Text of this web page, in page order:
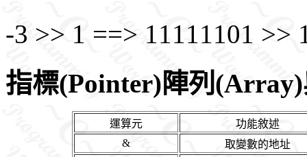
-3 >> 1 ==> 11111101 >>
指標(Pointer)陣列
運算元
功能敘述
&
取變數的地址